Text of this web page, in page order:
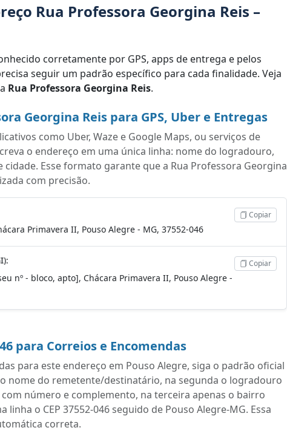
Rua Professora Georgina Reis –
corretamente por GPS, apps de entrega e pelos
seguir um padrão específico para cada finalidade. Veja
Rua Professora Georgina Reis.
Georgina Reis para GPS, Uber e Entregas
como Uber, Waze e Google Maps, ou serviços de
o endereço em uma única linha: nome do logradouro,
Esse formato garante que a Rua Professora Georgina
com precisão.
Primavera II, Pouso Alegre - MG, 37552-046
Copiar
nº - bloco, apto], Chácara Primavera II, Pouso Alegre -
Copiar
para Correios e Encomendas
para este endereço em Pouso Alegre, siga o padrão oficial
nome do remetente/destinatário, na segunda o logradouro
número e complemento, na terceira apenas o bairro
linha o CEP 37552-046 seguido de Pouso Alegre-MG. Essa
correta.